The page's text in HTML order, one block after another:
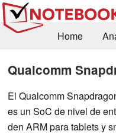
Home
Contacto
Qualcomm
El Qualcomm
es un SoC de nivel de
den ARM para tablets y